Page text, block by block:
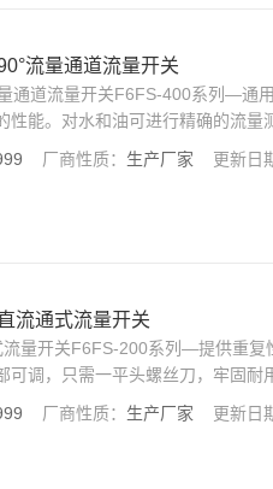
流量通道流量开关
通道流量开关F6FS-400系列—通
性能。对水和油可进行精确的流量
时，开关可触发联动电路报警，
设备、无线电发射机等
厂商性质： 生产厂家 更新日
流通式流量开关
量开关F6FS-200系列—提供重复
可调，只需一平头螺丝刀，牢固耐
毒机等。
厂商性质： 生产厂家 更新日